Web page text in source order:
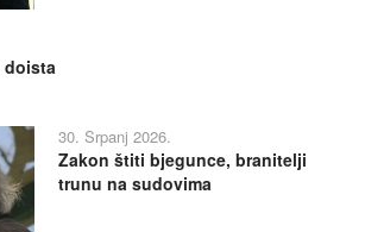
doista
30. Srpanj 2026.
Zakon štiti bjegunce, branitelji
trunu na sudovima